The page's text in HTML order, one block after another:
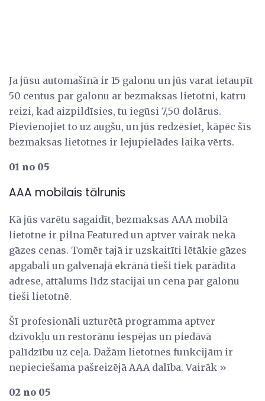
Ja jūsu automašīnā ir 15 galonu un jūs varat ietaupīt
50 centus par galonu ar bezmaksas lietotni, katru
reizi, kad aizpildīsies, tu iegūsi 7,50 dolārus.
Pievienojiet to uz augšu, un jūs redzēsiet, kāpēc šīs
bezmaksas lietotnes ir lejupielādes laika vērts.
01 no 05
AAA mobilais tālrunis
Kā jūs varētu sagaidīt, bezmaksas AAA mobilā
lietotne ir pilna Featured un aptver vairāk nekā
gāzes cenas. Tomēr tajā ir uzskaitīti lētākie gāzes
apgabali un galvenajā ekrānā tieši tiek parādīta
adrese, attālums līdz stacijai un cena par galonu
tieši lietotnē.
Šī profesionāli uzturētā programma aptver
dzīvokļu un restorānu iespējas un piedāvā
palīdzību uz ceļa. Dažām lietotnes funkcijām ir
nepieciešama pašreizējā AAA dalība. Vairāk »
02 no 05